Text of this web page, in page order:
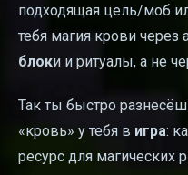
подходящая цель/моб
тебя магия крови через
блоки и ритуалы, а не
Так ты быстро
«кровь» у тебя в игра:
ресурс для магических